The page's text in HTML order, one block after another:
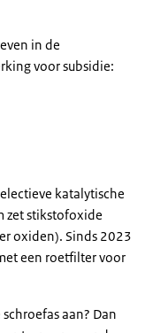
in de
voor subsidie:
katalytische
zet stikstofoxide
oxiden). Sinds 2023
een roetfilter voor
aan? Dan